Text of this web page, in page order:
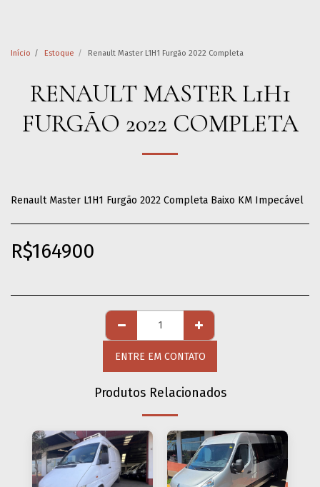
Início Estoque Renault Master L1H1 Furgão 2022 Completa
RENAULT MASTER L1H1
FURGÃO 2022 COMPLETA
Renault Master L1H1 Furgão 2022 Completa Baixo KM Impecável
R$164900
ENTRE EM CONTATO
Produtos Relacionados